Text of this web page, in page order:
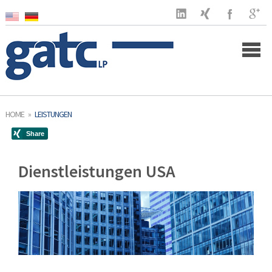
Unternehmen
Kunden
Leistungen
Unternehmensgründung
Unternehmensverwaltung
HOME » LEISTUNGEN
Dienstleistungen USA